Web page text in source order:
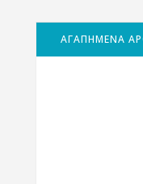
ΑΓΑΠΗΜΕΝΑ